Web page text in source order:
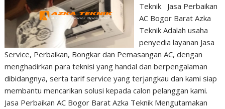
Teknik Jasa Perbaikan
AC Bogor Barat Azka
Teknik Adalah usaha
penyedia layanan Jasa
Service, Perbaikan, Bongkar dan Pemasangan AC, dengan
menghadirkan para teknisi yang handal dan berpengalaman
dibidangnya, serta tarif service yang terjangkau dan kami siap
membantu mencarikan solusi kepada calon pelanggan kami.
Jasa Perbaikan AC Bogor Barat Azka Teknik Mengutamakan